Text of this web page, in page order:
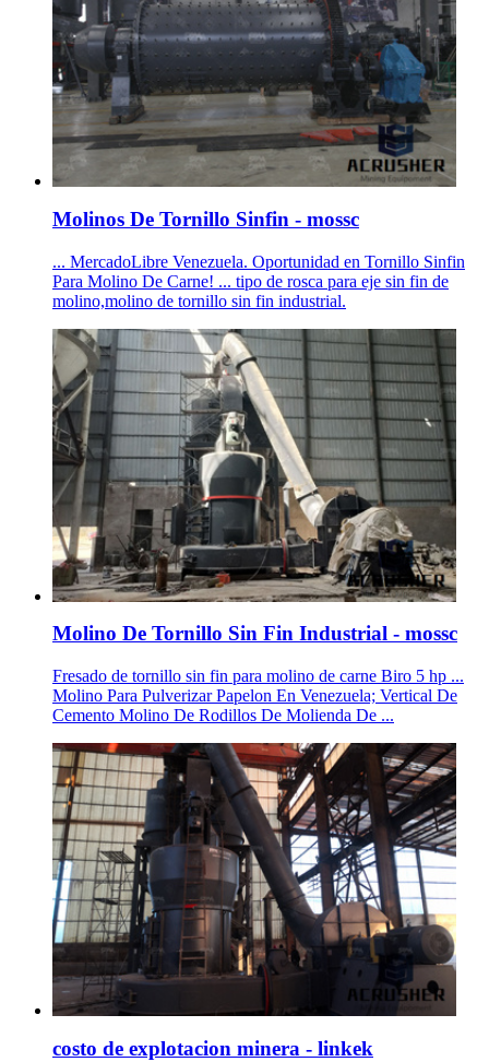
Molinos De Tornillo Sinfin - mossc
... MercadoLibre Venezuela. Oportunidad en Tornillo Sinfin
Para Molino De Carne! ... tipo de rosca para eje sin fin de
molino,molino de tornillo sin fin industrial.
Molino De Tornillo Sin Fin Industrial - mossc
Fresado de tornillo sin fin para molino de carne Biro 5 hp ...
Molino Para Pulverizar Papelon En Venezuela; Vertical De
Cemento Molino De Rodillos De Molienda De ...
costo de explotacion minera - linkek